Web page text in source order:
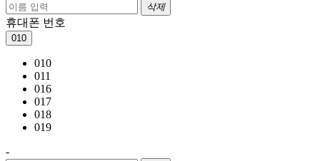
삭제
휴대폰 번호
010
010
011
016
017
018
019
-